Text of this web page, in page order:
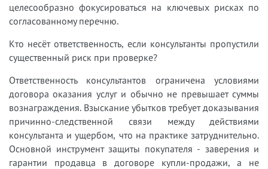
целесообразно фокусироваться на ключевых рисках по
согласованному перечню.
Кто несёт ответственность, если консультанты пропустили
существенный риск при проверке?
Ответственность консультантов ограничена условиями
договора оказания услуг и обычно не превышает суммы
вознаграждения. Взыскание убытков требует доказывания
причинно-следственной связи между действиями
консультанта и ущербом, что на практике затруднительно.
Основной инструмент защиты покупателя - заверения и
гарантии продавца в договоре купли-продажи, а не